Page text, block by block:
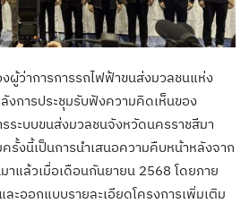
ผู้ว่าการการรถไฟฟ้าขนส่งมวลชนแห่ง
งการประชุมรับฟังความคิดเห็นของ
รระบบขนส่งมวลชนจังหวัดนครราชสีมา
รั้งนี้เป็นการนำเสนอความคืบหน้าหลังจาก
แล้วเมื่อเดือนกันยายน 2568 โดยภาย
ะออกแบบรายละเอียดโครงการเพิ่มเติม